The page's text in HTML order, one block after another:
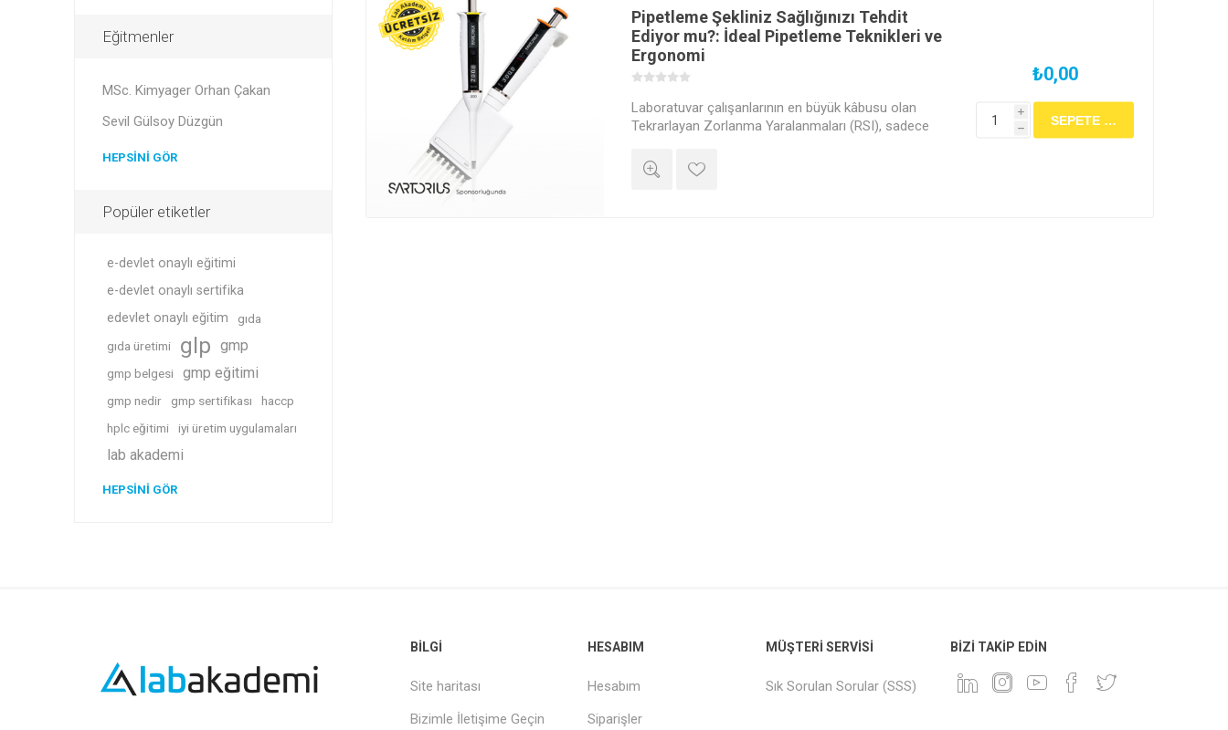
Pipetleme Şekliniz Sağlığınızı Tehdit
Ediyor mu?: İdeal Pipetleme Teknikleri ve
Ergonomi
Laboratuvar çalışanlarının en büyük kâbusu olan
Tekrarlayan Zorlanma Yaralanmaları (RSI), sadece
sonuçlarınızın doğruluğunu da tehdit ediyor. Sartorius
Türkiye sponsorluğunda gerçekleştireceğimiz bu
₺0,00
i
h
Eğitmenler
MSc. Kimyager Orhan Çakan
Sevil Gülsoy Düzgün
HEPSINI GÖR
Popüler etiketler
e-devlet onaylı eğitimi
e-devlet onaylı sertifika
edevlet onaylı eğitim
gıda
gıda üretimi
glp gmp
gmp belgesi gmp eğitimi
gmp nedir gmp sertifikası
haccp
hplc eğitimi
iyi üretim uygulamaları
lab akademi
HEPSINI GÖR
BILGI
Site haritası
Bizimle İletişime Geçin
HESABIM
Hesabım
Siparişler
MÜŞTERI SERVISI
Sık Sorulan Sorular (SSS)
BIZI TAKIP EDIN